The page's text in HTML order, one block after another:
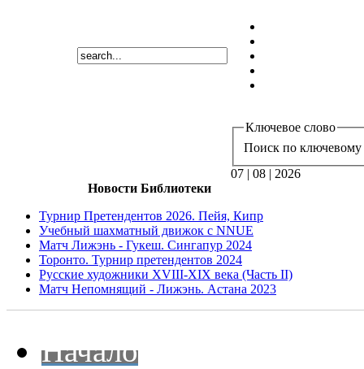
Ключевое слово
Поиск по ключевому
07 | 08 | 2026
Новости Библиотеки
Турнир Претендентов 2026. Пейя, Кипр
Учебный шахматный движок с NNUE
Матч Лижэнь - Гукеш. Сингапур 2024
Торонто. Турнир претендентов 2024
Русские художники XVIII-XIX века (Часть II)
Матч Непомнящий - Лижэнь. Астана 2023
Начало